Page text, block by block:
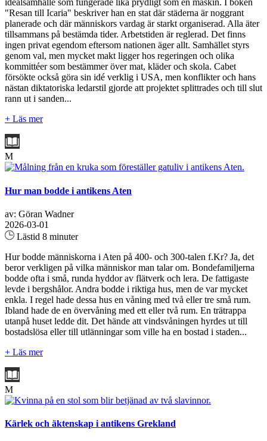
idealsamhälle som fungerade lika prydligt som en maskin. I boken
"Resan till Icaria" beskriver han en stat där städerna är noggrant
planerade och där människors vardag är starkt organiserad. Alla äter
tillsammans på bestämda tider. Arbetstiden är reglerad. Det finns
ingen privat egendom eftersom nationen äger allt. Samhället styrs
genom val, men mycket makt ligger hos regeringen och olika
kommittéer som bestämmer över mat, kläder och skola. Cabet
försökte också göra sin idé verklig i USA, men konflikter och hans
nästan diktatoriska ledarstil gjorde att projektet splittrades och till slut
rann ut i sanden...
+ Läs mer
M
Hur man bodde i antikens Aten
av: Göran Wadner
2026-03-01
Lästid 8 minuter
Hur bodde människorna i Aten på 400- och 300-talen f.Kr? Ja, det
beror verkligen på vilka människor man talar om. Bondefamiljerna
bodde ofta i små, runda hyddor av flätverk och lera. De fattigaste
levde i bergshålor. Andra bodde i riktiga hus, men de var mycket
enkla. I regel hade dessa hus en våning med två eller tre små rum.
Ibland hade de en övervåning med ett eller två rum. En trätrappa
utanpå huset ledde dit. Det hände att vindsvåningen hyrdes ut till
bostadslösa eller till utlänningar som ville ha en bostad i staden...
+ Läs mer
M
Kärlek och äktenskap i antikens Grekland